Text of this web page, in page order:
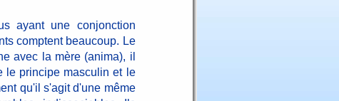
ayant une conjonction
comptent beaucoup. Le
avec la mère (anima), il
le principe masculin et le
qu'il s'agit d'une même